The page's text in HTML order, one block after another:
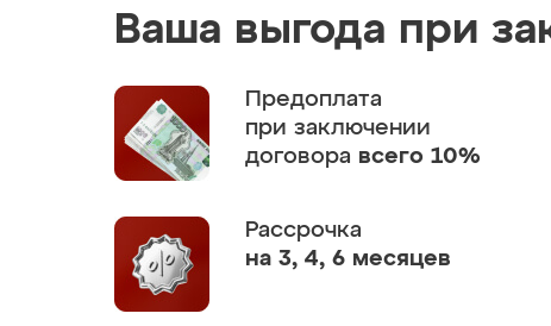
Ваша выгода при
Предоплата
при заключении
договора всего 10%
Рассрочка
на 3, 4, 6 месяцев